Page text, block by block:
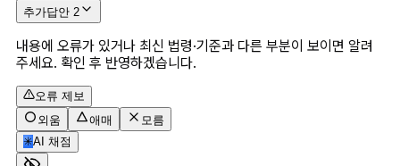
추가답안 2
내용에 오류가 있거나 최신 법령·기준과 다른 부분이 보이면 알려
주세요. 확인 후 반영하겠습니다.
오류 제보
외움
애매
모름
✳AI 채점